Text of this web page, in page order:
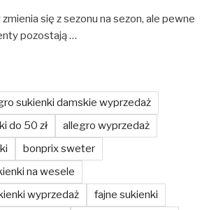
się z sezonu na sezon, ale pewne
pozostają …
sukienki damskie wyprzedaż
do 50 zł
allegro wyprzedaż
bonprix sweter
na wesele
wyprzedaż
fajne sukienki